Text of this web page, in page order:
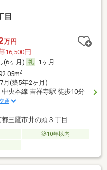
目
万円
16,500円
(6ヶ月)
1ヶ月
2
月(築5年2ヶ月)
中央本線 吉祥寺駅 徒歩10分
通
三鷹市井の頭３丁目
築10年以内